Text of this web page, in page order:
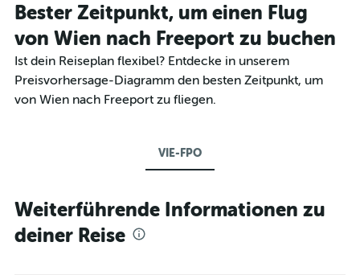
Bester Zeitpunkt, um einen Flug
von Wien nach Freeport zu buchen
Ist dein Reiseplan flexibel? Entdecke in unserem
Preisvorhersage-Diagramm den besten Zeitpunkt, um
von Wien nach Freeport zu fliegen.
VIE-FPO
Weiterführende Informationen zu
deiner Reise